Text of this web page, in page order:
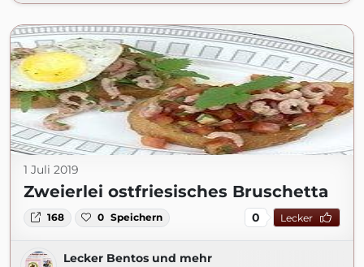
1 Juli 2019
Zweierlei ostfriesisches Bruschetta
168 0 Speichern 0 Lecker
Lecker Bentos und mehr